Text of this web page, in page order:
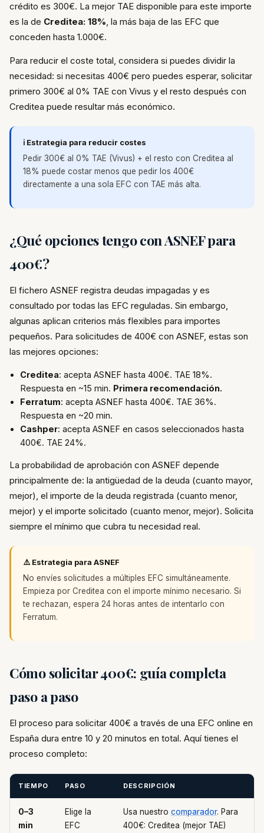
crédito es 300€. La mejor TAE disponible para este importe
es la de Creditea: 18%, la más baja de las EFC que
conceden hasta 1.000€.
Para reducir el coste total, considera si puedes dividir la
necesidad: si necesitas 400€ pero puedes esperar, solicitar
primero 300€ al 0% TAE con Vivus y el resto después con
Creditea puede resultar más económico.
ℹ️ Estrategia para reducir costes
Pedir 300€ al 0% TAE (Vivus) + el resto con Creditea al
18% puede costar menos que pedir los 400€
directamente a una sola EFC con TAE más alta.
¿Qué opciones tengo con ASNEF para
400€?
El fichero ASNEF registra deudas impagadas y es
consultado por todas las EFC reguladas. Sin embargo,
algunas aplican criterios más flexibles para importes
pequeños. Para solicitudes de 400€ con ASNEF, estas son
las mejores opciones:
Creditea: acepta ASNEF hasta 400€. TAE 18%.
Respuesta en ~15 min. Primera recomendación.
Ferratum: acepta ASNEF hasta 400€. TAE 36%.
Respuesta en ~20 min.
Cashper: acepta ASNEF en casos seleccionados hasta
400€. TAE 24%.
La probabilidad de aprobación con ASNEF depende
principalmente de: la antigüedad de la deuda (cuanto mayor,
mejor), el importe de la deuda registrada (cuanto menor,
mejor) y el importe solicitado (cuanto menor, mejor). Solicita
siempre el mínimo que cubra tu necesidad real.
⚠️ Estrategia para ASNEF
No envíes solicitudes a múltiples EFC simultáneamente.
Empieza por Creditea con el importe mínimo necesario. Si
te rechazan, espera 24 horas antes de intentarlo con
Ferratum.
Cómo solicitar 400€: guía completa
paso a paso
El proceso para solicitar 400€ a través de una EFC online en
España dura entre 10 y 20 minutos en total. Aquí tienes el
proceso completo:
TIEMPO PASO DESCRIPCIÓN
0–3
min
Elige la
EFC
Usa nuestro comparador. Para
400€: Creditea (mejor TAE)